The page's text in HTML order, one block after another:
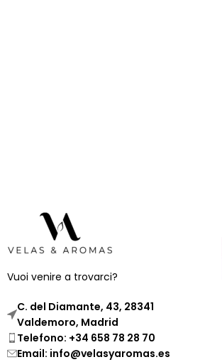
Vuoi venire a trovarci?
C. del Diamante, 43, 28341
Valdemoro, Madrid
Telefono: +34 658 78 28 70
Email: info@velasyaromas.es